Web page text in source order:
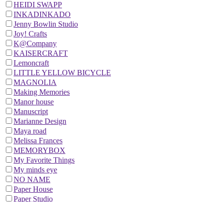
HEIDI SWAPP
INKADINKADO
Jenny Bowlin Studio
Joy! Crafts
K@Company
KAISERCRAFT
Lemoncraft
LITTLE YELLOW BICYCLE
MAGNOLIA
Making Memories
Manor house
Manuscript
Marianne Design
Maya road
Melissa Frances
MEMORYBOX
My Favorite Things
My minds eye
NO NAME
Paper House
Paper Studio